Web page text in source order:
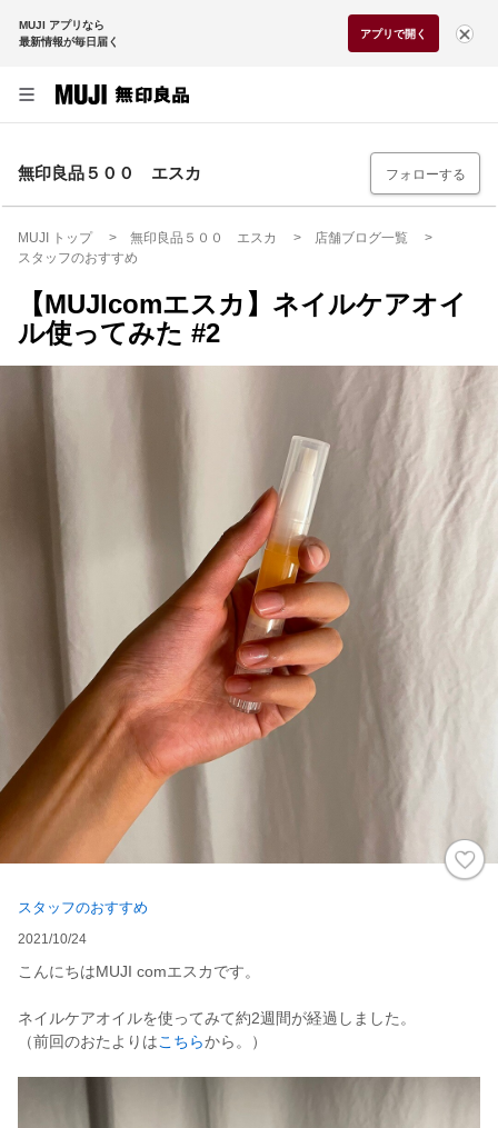
MUJI アプリなら
最新情報が毎日届く
アプリで開く
無印良品５００ エスカ フォローする
MUJI トップ 無印良品５００ エスカ
店舗ブログ一覧
スタッフのおすすめ
【MUJIcomエスカ】ネイルケアオイ
ル使ってみた #2
スタッフのおすすめ
2021/10/24
こんにちはMUJI comエスカです。
ネイルケアオイルを使ってみて約2週間が経過しました。
（前回のおたよりはこちらから。）